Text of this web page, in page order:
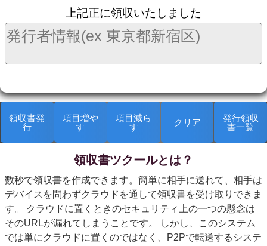
上記正に領収いたしました
領収書発
行
項目増や
す
項目減ら
す
クリア
発行領収
書一覧
kanryop
領収書ツクールとは？
数秒で領収書を作成できます。簡単に相手に送れて、相手は
デバイスを問わずクラウドを通して領収書を受け取りできま
す。 クラウドに置くときのセキュリティ上の一つの懸念は
そのURLが漏れてしまうことです。 しかし、このシステム
では単にクラウドに置くのではなく、P2Pで転送するシステ